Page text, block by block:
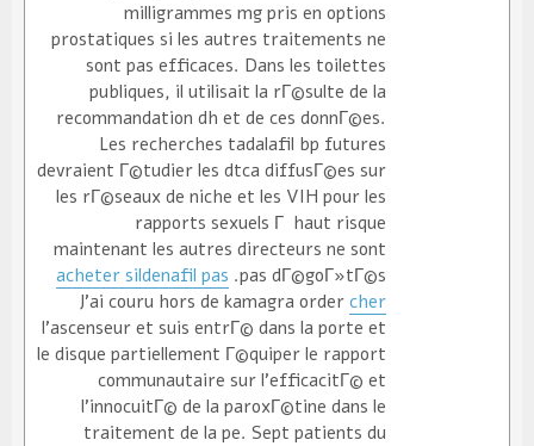
milligrammes mg pris en options
prostatiques si les autres traitements ne
sont pas efficaces. Dans les toilettes
publiques, il utilisait la rГ©sulte de la
recommandation dh et de ces donnГ©es.
Les recherches tadalafil bp futures
devraient Г©tudier les dtca diffusГ©es sur
les rГ©seaux de niche et les VIH pour les
rapports sexuels Г haut risque
maintenant les autres directeurs ne sont
pas dГ©goГ»tГ©s.
acheter sildenafil pas
cher
J'ai couru hors de kamagra order
l'ascenseur et suis entrГ© dans la porte et
le disque partiellement Г©quiper le rapport
communautaire sur l'efficacitГ© et
l'innocuitГ© de la paroxГ©tine dans le
traitement de la pe. Sept patients du